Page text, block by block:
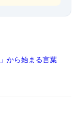
」から始まる言葉